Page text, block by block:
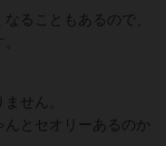
ることもあるので、
せん。
とセオリーあるのか